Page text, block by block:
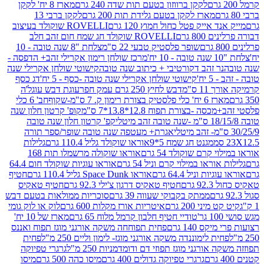
לקקן ברווזון בטעם תות שדה 240 גרם
מארז 8 יח' לקקן
מארז לקקן בטעם גלידת תות 200 גרם
לקקן ברבי 13
אייק פטל כחול חמוץ 120 גרם
ROVELLI שוקולד בעיצוב
גרם
ROVELLI שוקולד חג שמח חום זהב חלב
שופר פלסטיק טבעי 22 ס"מ
צלחת "8 שנה טובה - 10
מרכז שולחן רימון אקרילי זהב+ הדפסה -
זהב דקורטיבי + כיתוב שנה טובהקישוטי שולחן אקרילי שנה
קישוטי שולחן אקרילי שנה טובה -כסף - 5 יח'
דג כסף
ס"מ
דבש לחיץ 250 גרם עמק חפר
עוגת דבש עוגל'ה
בצורת רימון ק. 7 ס"מ-שקוף
חב' 6 כלי
-בצורת תפוח 12.8*13.8*7 ס"מ
קופ' קרטון חלון שנה
קפ' קרטון חלון שנה טובה
אגרת+ מעטפה שנה טובה שופר/ספר תורה
מגנט חג שמח 5*9
אוראו שוקולד גליל 110.4 גרם
גלילות
קרם שוקולד 54 גרם
אוראו שוקולה מרשמלו תות 168
במילוי קרם וניל 54 גרם
אוראו עוגיות שוקולד חום 64.4
וניל 64.4 גרם
אוראו Space Dunk גליל 110.4 גרם
חטיף
חטיף טאקיס דרגון צ'ילי 92.3 גרם
חטיף טאקיס
ממתק בקבוקי שעווה 39 גרם
סוכריות ממולאות בטעם דבש
200 גרם
איטריות אורז מקלות 600 גרם
לוק או לוק גומי
טודיי חטיף חלבון קרמל מלוח 65 גרם
מארז של 10 יח'
140 גרם
פחית תפוחחה משקה אורגני מוגז תפוח ואננס
לימוננדה משקה אורגני מוגז- לימון וליים 250 מ"ל
פחית
מוגז תפוזי דם ודומדמניות 250 מ"ל
גרגרי טפיוקה
גרגרי טפיוקה גדולים 400 גרם
מיסו כהה 500 גרם מיסו